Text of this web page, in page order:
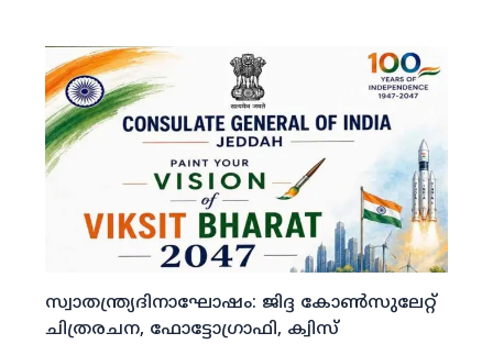
സ്വാതന്ത്ര്യദിനാഘോഷം: ജിദ്ദ കോണ്‍സുലേറ്റ്
ചിത്രരചന, ഫോട്ടോഗ്രാഫി, ക്വിസ്